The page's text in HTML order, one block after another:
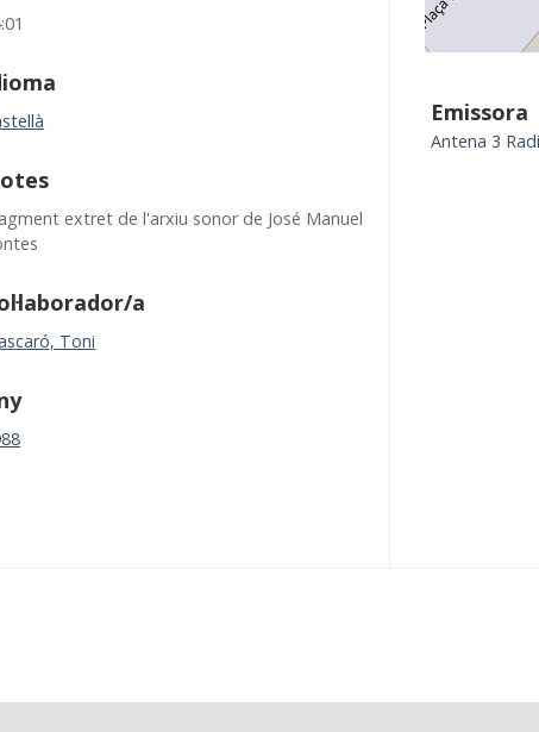
extret de l'arxiu sonor de José Manuel
a
Toni
Emissora
Antena 3